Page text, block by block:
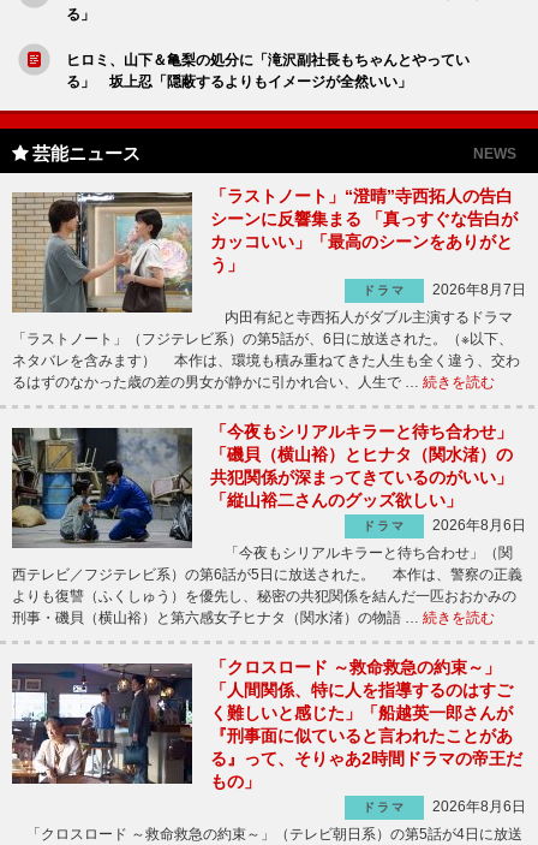
る」
ヒロミ、山下＆亀梨の処分に「滝沢副社長もちゃんとやってい
る」 坂上忍「隠蔽するよりもイメージが全然いい」
芸能ニュース NEWS
「ラストノート」“澄晴”寺西拓人の告白
シーンに反響集まる 「真っすぐな告白が
カッコいい」「最高のシーンをありがと
う」
ドラマ
2026年8月7日
内田有紀と寺西拓人がダブル主演するドラマ
「ラストノート」（フジテレビ系）の第5話が、6日に放送された。（※以下、
ネタバレを含みます） 本作は、環境も積み重ねてきた人生も全く違う、交わ
るはずのなかった歳の差の男女が静かに引かれ合い、人生で … 続きを読む
「今夜もシリアルキラーと待ち合わせ」
「磯貝（横山裕）とヒナタ（関水渚）の
共犯関係が深まってきているのがいい」
「縦山裕二さんのグッズ欲しい」
ドラマ
2026年8月6日
「今夜もシリアルキラーと待ち合わせ」（関
西テレビ／フジテレビ系）の第6話が5日に放送された。 本作は、警察の正義
よりも復讐（ふくしゅう）を優先し、秘密の共犯関係を結んだ一匹おおかみの
刑事・磯貝（横山裕）と第六感女子ヒナタ（関水渚）の物語 … 続きを読む
「クロスロード ～救命救急の約束～」
「人間関係、特に人を指導するのはすご
く難しいと感じた」「船越英一郎さんが
『刑事面に似ていると言われたことがあ
る』って、そりゃあ2時間ドラマの帝王だ
もの」
ドラマ
2026年8月6日
「クロスロード ～救命救急の約束～」（テレビ朝日系）の第5話が4日に放送